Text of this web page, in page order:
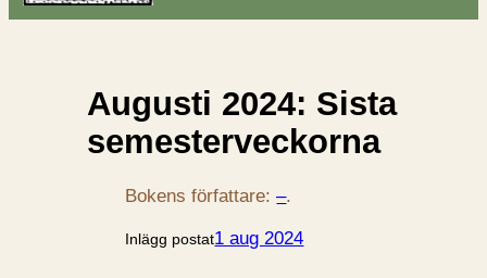
Augusti 2024: Sista
semesterveckorna
Bokens författare:–.
Inlägg postat1 aug 2024